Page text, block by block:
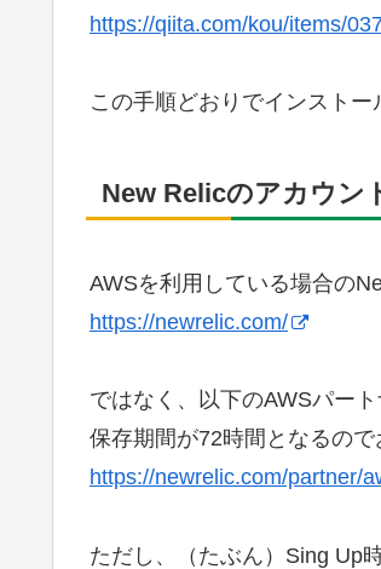
https://qiita.com/kou/items/
この手順どおりでインストー
New Relicのアカウン
AWSを利用している場合の
https://newrelic.com/
ではなく、以下のAWSパー
保存期間が72時間となるので
https://newrelic.com/partner/
ただし、（たぶん）Sing Up